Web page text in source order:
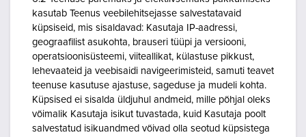
kasutab Teenus veebilehitsejasse salvestatavaid
küpsiseid, mis sisaldavad: Kasutaja IP-aadressi,
geograafilist asukohta, brauseri tüüpi ja versiooni,
operatsioonisüsteemi, viiteallikat, külastuse pikkust,
lehevaateid ja veebisaidi navigeerimisteid, samuti teavet
teenuse kasutuse ajastuse, sageduse ja mudeli kohta.
Küpsised ei sisalda üldjuhul andmeid, mille põhjal oleks
võimalik Kasutaja isikut tuvastada, kuid Kasutaja poolt
salvestatud isikuandmed võivad olla seotud küpsistega